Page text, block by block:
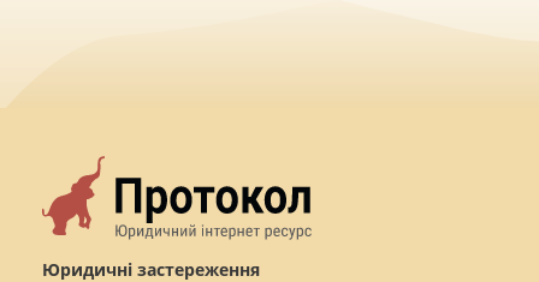
Юридичні застереження